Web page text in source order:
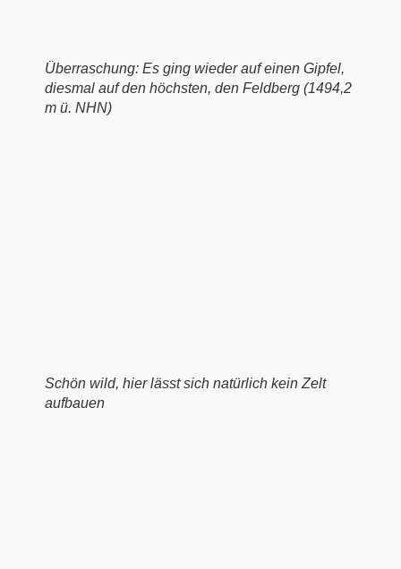
Überraschung: Es ging wieder auf einen Gipfel,
diesmal auf den höchsten, den Feldberg (1494,2
m ü. NHN)
Schön wild, hier lässt sich natürlich kein Zelt
aufbauen